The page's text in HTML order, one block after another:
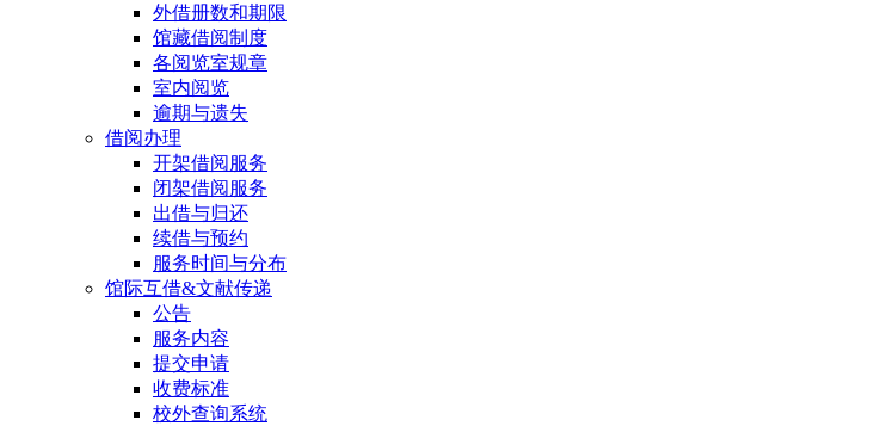
外借册数和期限
馆藏借阅制度
各阅览室规章
室内阅览
逾期与遗失
借阅办理
开架借阅服务
闭架借阅服务
出借与归还
续借与预约
服务时间与分布
馆际互借&文献传递
公告
服务内容
提交申请
收费标准
校外查询系统